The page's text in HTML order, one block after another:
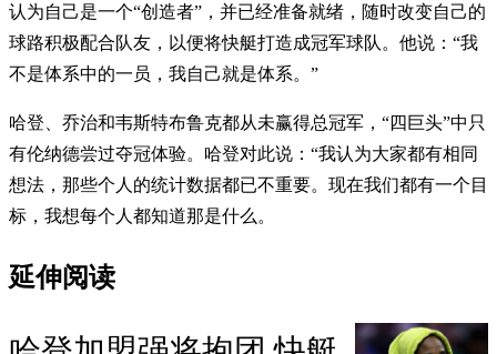
认为自己是一个“创造者”，并已经准备就绪，随时改变自己的
球路积极配合队友，以便将快艇打造成冠军球队。他说：“我
不是体系中的一员，我自己就是体系。”
哈登、乔治和韦斯特布鲁克都从未赢得总冠军，“四巨头”中只
有伦纳德尝过夺冠体验。哈登对此说：“我认为大家都有相同
想法，那些个人的统计数据都已不重要。现在我们都有一个目
标，我想每个人都知道那是什么。
延伸阅读